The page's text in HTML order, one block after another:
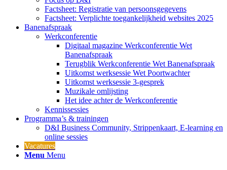
Factsheet: Registratie van persoonsgegevens
Factsheet: Verplichte toegankelijkheid websites 2025
Banenafspraak
Werkconferentie
Digitaal magazine Werkconferentie Wet
Banenafspraak
Terugblik Werkconferentie Wet Banenafspraak
Uitkomst werksessie Wet Poortwachter
Uitkomst werksessie 3-gesprek
Muzikale omlijsting
Het idee achter de Werkconferentie
Kennissessies
Programma’s & trainingen
D&I Business Community, Strippenkaart, E-learning en
online sessies
Vacatures
Menu Menu